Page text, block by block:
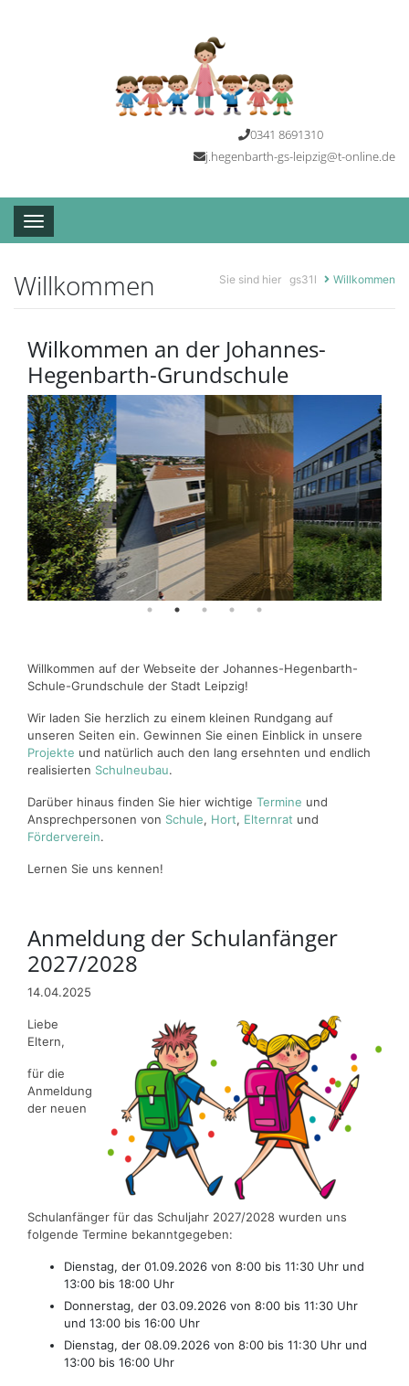
0341 8691310
j.hegenbarth-gs-leipzig@t-online.de
Toggle navigation
Willkommen Sie sind hier gs31l Willkommen
Wilkommen an der Johannes-
Hegenbarth-Grundschule
Willkommen auf der Webseite der Johannes-Hegenbarth-
Schule-Grundschule der Stadt Leipzig!
Wir laden Sie herzlich zu einem kleinen Rundgang auf
unseren Seiten ein. Gewinnen Sie einen Einblick in unsere
Projekte und natürlich auch den lang ersehnten und endlich
realisierten Schulneubau.
Darüber hinaus finden Sie hier wichtige Termine und
Ansprechpersonen von Schule, Hort, Elternrat und
Förderverein.
Lernen Sie uns kennen!
Anmeldung der Schulanfänger
2027/2028
14.04.2025
Liebe
Eltern,
für die
Anmeldung
der neuen
Schulanfänger für das Schuljahr 2027/2028 wurden uns
folgende Termine bekanntgegeben:
Dienstag, der 01.09.2026 von 8:00 bis 11:30 Uhr und
13:00 bis 18:00 Uhr
Donnerstag, der 03.09.2026 von 8:00 bis 11:30 Uhr
und 13:00 bis 16:00 Uhr
Dienstag, der 08.09.2026 von 8:00 bis 11:30 Uhr und
13:00 bis 16:00 Uhr